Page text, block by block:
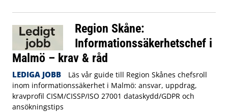
Region Skåne:
Informationssäkerhetschef i
Malmö – krav & råd
LEDIGA JOBB
Läs vår guide till Region Skånes chefsroll
inom informationssäkerhet i Malmö: ansvar, uppdrag,
kravprofil CISM/CISSP/ISO 27001 dataskydd/GDPR och
ansökningstips